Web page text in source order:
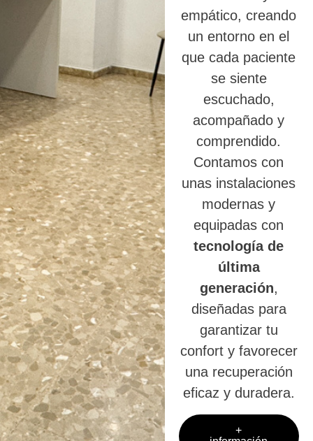
empático, creando
un entorno en el
que cada paciente
se siente
escuchado,
acompañado y
comprendido.
Contamos con
unas instalaciones
modernas y
equipadas con
tecnología de
última
generación,
diseñadas para
garantizar tu
confort y favorecer
una recuperación
eficaz y duradera.
+